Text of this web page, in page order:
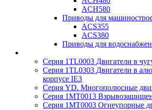
ACH580
Приводы для
ACS355
ACS380
Приводы для
Серия 1TL0003 Двигатели в
Серия 1TL0303 Двигатели в
корпусе IE3
Серия YD. Многополюсные
Серия 1MT0013
Серия 1MT0003 Огнеупорные